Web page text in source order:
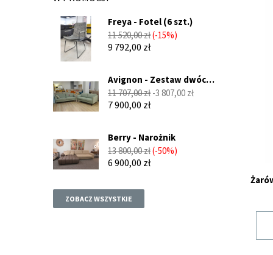
Freya - Fotel (6 szt.)
Cena
podstawowa
11 520,00 zł -15%
9 792,00 zł
Avignon - Zestaw dwóch
sof...
Cena
podstawowa
11 707,00 zł -3 807,00 złCena
7 900,00 zł
Berry - Narożnik
Cena
podstawowa
13 800,00 zł -50%
6 900,00 zł
ZOBACZ WSZYSTKIE